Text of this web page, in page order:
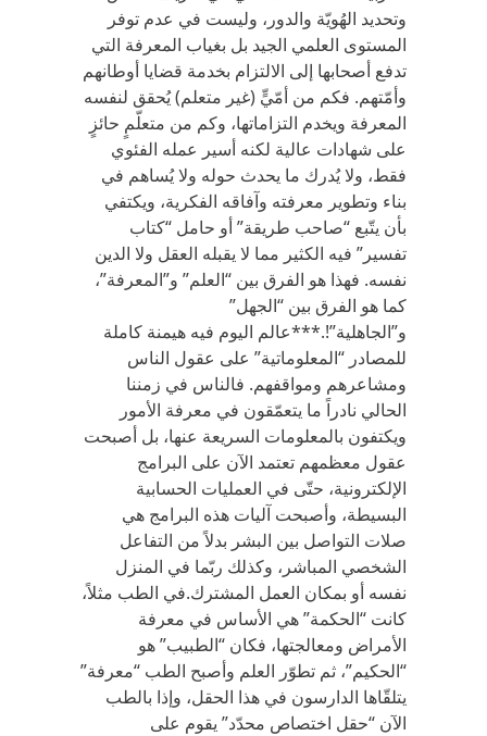
وتحديد الهُويّة والدور، وليست في عدم توفر
المستوى العلمي الجيد بل بغياب المعرفة التي
تدفع أصحابها إلى الالتزام بخدمة قضايا أوطانهم
وأمّتهم. فكم من أمّيٍّ (غير متعلم) يُحقق لنفسه
المعرفة ويخدم التزاماتها، وكم من متعلّمٍ حائزٍ
على شهادات عالية لكنه أسير عمله الفئوي
فقط، ولا يُدرك ما يحدث حوله ولا يُساهم في
بناء وتطوير معرفته وآفاقه الفكرية، ويكتفي
بأن يتّبع “صاحب طريقة” أو حامل “كتاب
تفسير” فيه الكثير مما لا يقبله العقل ولا الدين
نفسه. فهذا هو الفرق بين “العلم” و”المعرفة”،
كما هو الفرق بين “الجهل”
و”الجاهلية”!.***عالم اليوم فيه هيمنة كاملة
للمصادر “المعلوماتية” على عقول الناس
ومشاعرهم ومواقفهم. فالناس في زمننا
الحالي نادراً ما يتعمّقون في معرفة الأمور
ويكتفون بالمعلومات السريعة عنها، بل أصبحت
عقول معظمهم تعتمد الآن على البرامج
الإلكترونية، حتّى في العمليات الحسابية
البسيطة، وأصبحت آليات هذه البرامج هي
صلات التواصل بين البشر بدلاً من التفاعل
الشخصي المباشر، وكذلك ربّما في المنزل
نفسه أو بمكان العمل المشترك.في الطب مثلاً،
كانت “الحكمة” هي الأساس في معرفة
الأمراض ومعالجتها، فكان “الطبيب” هو
“الحكيم”، ثم تطوّر العلم وأصبح الطب “معرفة”
يتلقّاها الدارسون في هذا الحقل، وإذا بالطب
الآن “حقل اختصاص محدّد” يقوم على